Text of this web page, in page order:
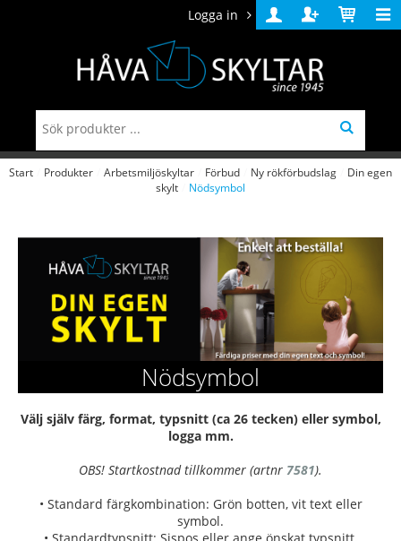
Logga in
Logga
in
Skapa
konto
Varukorg
Start Produkter Arbetsmiljöskyltar Förbud Ny rökförbudslag
Din egen
skylt
Nödsymbol
Nödsymbol
Välj själv färg, format, typsnitt (ca 26 tecken) eller symbol,
logga mm.
OBS! Startkostnad tillkommer (artnr 7581).
• Standard färgkombination: Grön botten, vit text eller
symbol.